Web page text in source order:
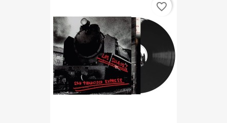
favorite_border